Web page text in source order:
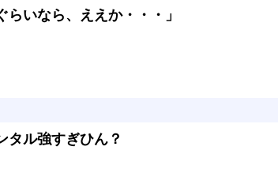
らいなら、ええか・・・」
タル強すぎひん？